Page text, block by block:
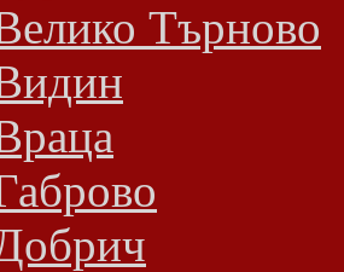
Търново